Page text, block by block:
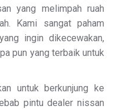
yang melimpah ruah
Kami sangat paham
ingin dikecewakan,
pun yang terbaik untuk
untuk berkunjung ke
pintu dealer nissan